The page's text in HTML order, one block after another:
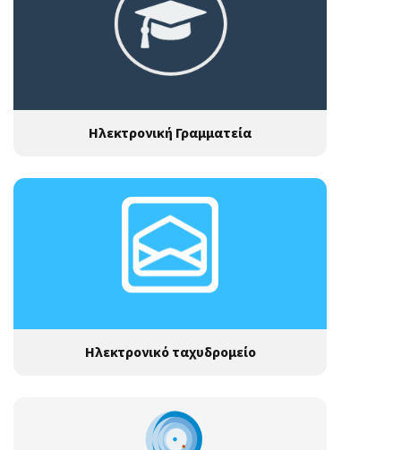
Ηλεκτρονική Γραμματεία
Ηλεκτρονικό ταχυδρομείο